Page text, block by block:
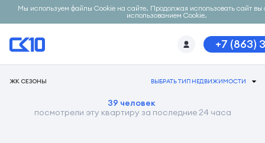
Мы используем файлы Cookie на сайте. Продолжая использовать сайт вы
использованием Cookie.
+7 (863)
ЖК СЕЗОНЫ ВЫБРАТЬ ТИП НЕДВИЖИМОСТИ
39 человек
посмотрели эту квартиру за последние 24 часа